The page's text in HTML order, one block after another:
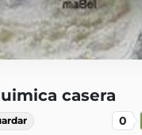
casera
0